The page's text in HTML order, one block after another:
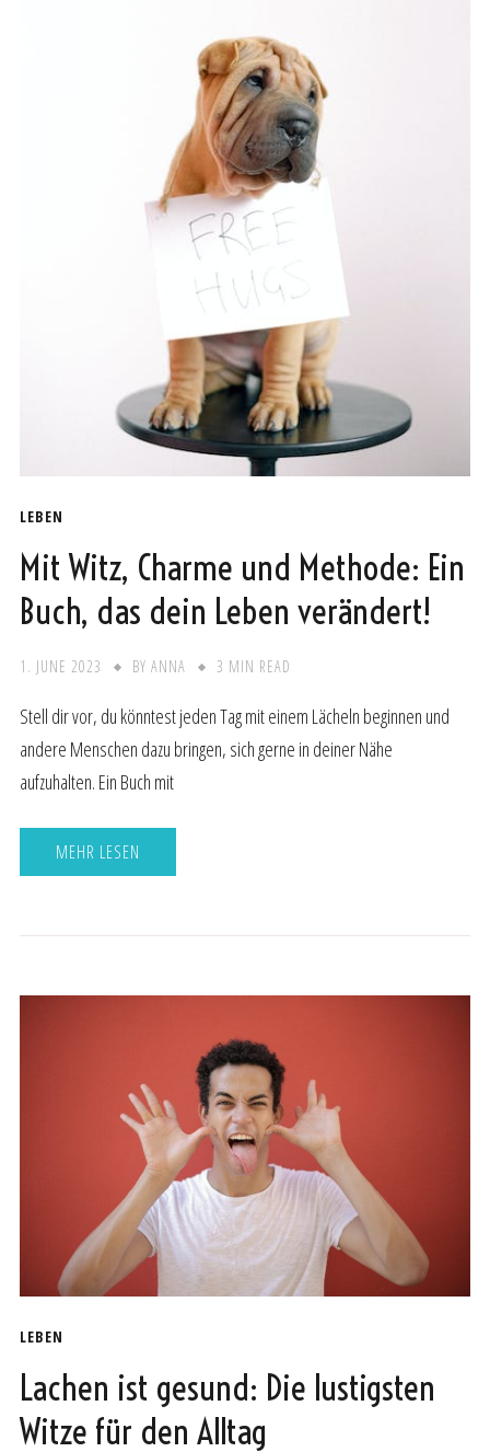
LEBEN
Mit Witz, Charme und Methode: Ein
Buch, das dein Leben verändert!
1. JUNE 2023 BY ANNA 3 MIN READ
Stell dir vor, du könntest jeden Tag mit einem Lächeln beginnen und
andere Menschen dazu bringen, sich gerne in deiner Nähe
aufzuhalten. Ein Buch mit
MEHR LESEN
LEBEN
Lachen ist gesund: Die lustigsten
Witze für den Alltag